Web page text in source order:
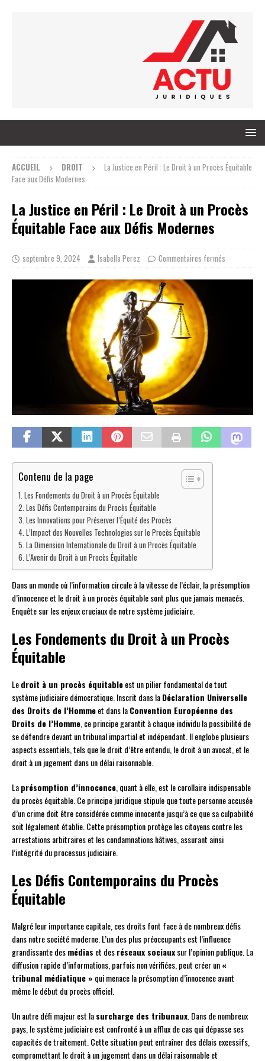
ACCUEIL DROIT
La Justice en Péril : Le Droit à un Procès Équitable
Face aux Défis Modernes
La Justice en Péril : Le Droit à un Procès
Équitable Face aux Défis Modernes
septembre 9, 2024 Isabella Perez Commentaires fermés
Contenu de la page
Les Fondements du Droit à un Procès Équitable
Les Défis Contemporains du Procès Équitable
Les Innovations pour Préserver l’Équité des Procès
L’Impact des Nouvelles Technologies sur le Procès Équitable
La Dimension Internationale du Droit à un Procès Équitable
L’Avenir du Droit à un Procès Équitable
Dans un monde où l’information circule à la vitesse de l’éclair, la présomption
d’innocence et le droit à un procès équitable sont plus que jamais menacés.
Enquête sur les enjeux cruciaux de notre système judiciaire.
Les Fondements du Droit à un Procès
Équitable
Ledroit à un procès équitableest un pilier fondamental de tout
système judiciaire démocratique. Inscrit dans laDéclaration Universelle
des Droits de l’Hommeet dans laConvention Européenne des
Droits de l’Homme , ce principe garantit à chaque individu la possibilité de
se défendre devant un tribunal impartial et indépendant. Il englobe plusieurs
aspects essentiels, tels que le droit d’être entendu, le droit à un avocat, et le
droit à un jugement dans un délai raisonnable.
Laprésomption d’innocence , quant à elle, est le corollaire indispensable
du procès équitable. Ce principe juridique stipule que toute personne accusée
d’un crime doit être considérée comme innocente jusqu’à ce que sa culpabilité
soit légalement établie. Cette présomption protège les citoyens contre les
arrestations arbitraires et les condamnations hâtives, assurant ainsi
l’intégrité du processus judiciaire.
Les Défis Contemporains du Procès
Équitable
Malgré leur importance capitale, ces droits font face à de nombreux défis
dans notre société moderne. L’un des plus préoccupants est l’influence
grandissante desmédias et desréseaux sociauxsur l’opinion publique. La
diffusion rapide d’informations, parfois non vérifiées, peut créer un«
tribunal médiatique » qui menace la présomption d’innocence avant
même le début du procès officiel.
Un autre défi majeur est lasurcharge des tribunaux . Dans de nombreux
pays, le système judiciaire est confronté à un afflux de cas qui dépasse ses
capacités de traitement. Cette situation peut entraîner des délais excessifs,
compromettant le droit à un jugement dans un délai raisonnable et